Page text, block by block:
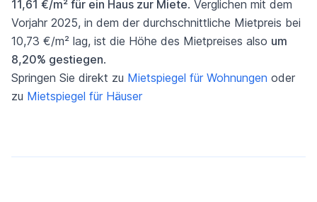
11,61 €/m² für ein Haus zur Miete. Verglichen mit dem
Vorjahr 2025, in dem der durchschnittliche Mietpreis bei
10,73 €/m² lag, ist die Höhe des Mietpreises also um
8,20% gestiegen.
Springen Sie direkt zu Mietspiegel für Wohnungen oder
zu Mietspiegel für Häuser